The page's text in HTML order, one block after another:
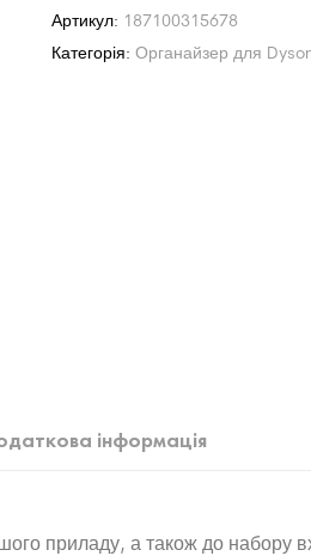
Артикул: 187100315678
Категорія: Органайзер для
інформація
приладу, а також до набору